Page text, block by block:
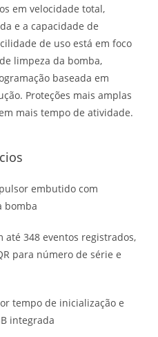
em velocidade total,
e a capacidade de
de uso está em foco
limpeza da bomba,
baseada em
Proteções mais amplas
mais tempo de atividade.
embutido com
bomba
até 348 eventos registrados,
para número de série e
tempo de inicialização e
integrada